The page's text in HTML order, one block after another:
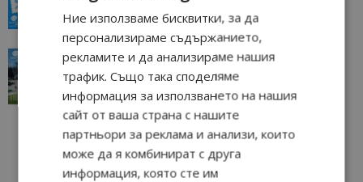
23/06/2026 10:00
“Пощенска картичка от…”: Перник – град на
традициите, културата и вдъхновяващите...
Ние използваме бисквитки, за да
персонализираме съдържанието,
рекламите и да анализираме нашия
трафик. Също така споделяме
информация за използването на нашия
сайт от ваша страна с нашите
партньори за реклама и анализи, които
може да я комбинират с друга
информация, която сте им